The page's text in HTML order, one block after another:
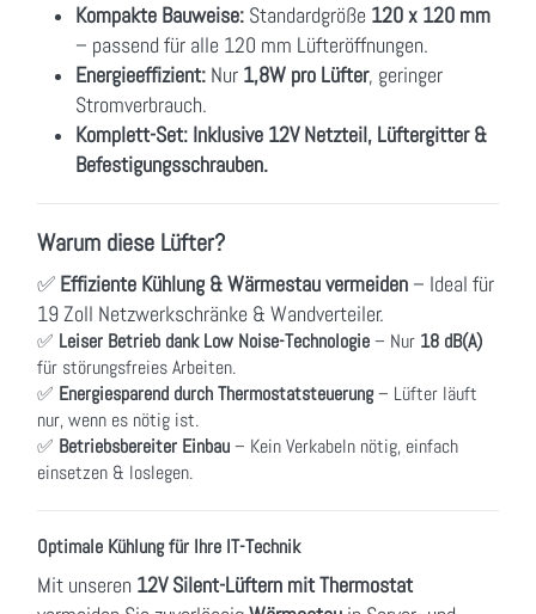
Kompakte Bauweise: Standardgröße 120 x 120 mm
– passend für alle 120 mm Lüfteröffnungen.
Energieeffizient: Nur 1,8W pro Lüfter, geringer
Stromverbrauch.
Komplett-Set: Inklusive 12V Netzteil, Lüftergitter &
Befestigungsschrauben.
Warum diese Lüfter?
✅ Effiziente Kühlung & Wärmestau vermeiden – Ideal für
19 Zoll Netzwerkschränke & Wandverteiler.
✅ Leiser Betrieb dank Low Noise-Technologie– Nur 18 dB(A)
für störungsfreies Arbeiten.
✅ Energiesparend durch Thermostatsteuerung– Lüfter läuft
nur, wenn es nötig ist.
✅ Betriebsbereiter Einbau– Kein Verkabeln nötig, einfach
einsetzen & loslegen.
Optimale Kühlung für Ihre IT-Technik
Mit unseren 12V Silent-Lüftern mit Thermostat